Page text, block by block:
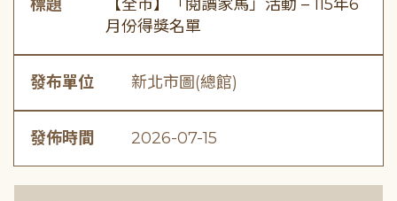
標題
【全市】「閱讀家馬」活動 – 115年6
月份得獎名單
發布單位 新北市圖(總館)
發佈時間 2026-07-15